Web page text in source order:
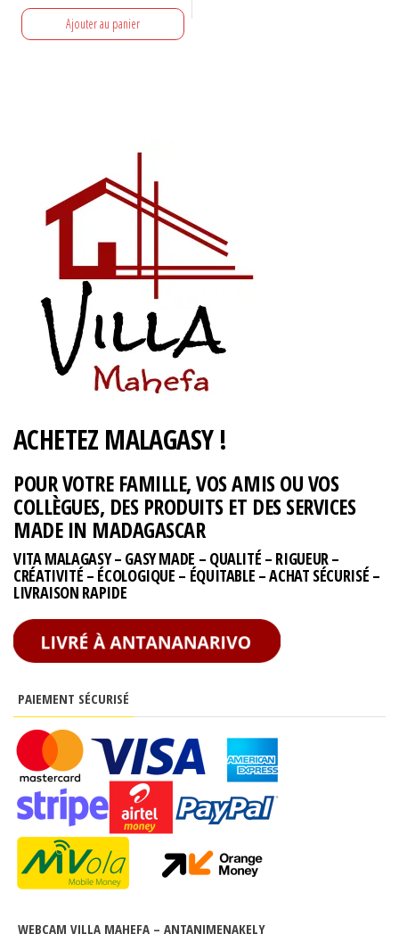
Ajouter au panier
ACHETEZ MALAGASY !
POUR VOTRE FAMILLE, VOS AMIS OU VOS
COLLÈGUES, DES PRODUITS ET DES SERVICES
MADE IN MADAGASCAR
VITA MALAGASY – GASY MADE – QUALITÉ – RIGUEUR –
CRÉATIVITÉ – ÉCOLOGIQUE – ÉQUITABLE – ACHAT SÉCURISÉ –
LIVRAISON RAPIDE
PAIEMENT SÉCURISÉ
WEBCAM VILLA MAHEFA – ANTANIMENAKELY